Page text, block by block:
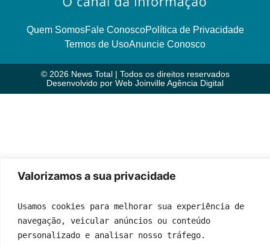
Valorizamos a sua privacidade
Usamos cookies para melhorar sua experiência de
navegação, veicular anúncios ou conteúdo
personalizado e analisar nosso tráfego.
Quem SomosFale ConoscoPolítica de Privacidade
Termos de UsoAnuncie Conosco
© 2026 News Total | Todos os direitos reservados
Desenvolvido por Web Joinville Agência Digital